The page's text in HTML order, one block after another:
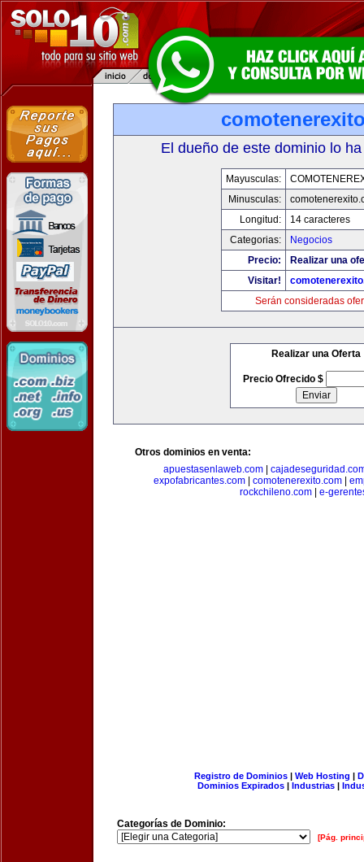
El dueño de este dominio lo
Mayusculas:
Minusculas:
Longitud:
14 caracteres
Categorias:
Negocios
Precio:
Realizar una
Visitar!
Serán consideradas
Realizar una Oferta
Precio Ofrecido $
Otros dominios en venta:
apuestasenlaweb.com
expofabricantes.com| comotenerexito.com|
rockchileno.com| e-
Registro de Dominios| Web Hosting |
Dominios Expirados | Industrias |
Categorías de Dominio:
[Pág.